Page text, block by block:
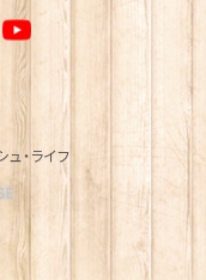
・ライフ